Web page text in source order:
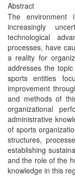
Abstract
The environment
increasingly
technological
processes, have
a reality for
addresses the
sports entities
improvement
and methods of
organizational
administrative
of sports
structures,
establishing
and the role of the
knowledge in this